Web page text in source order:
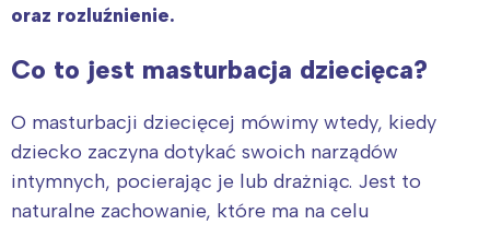
oraz rozluźnienie.
Co to jest masturbacja dziecięca?
O masturbacji dziecięcej mówimy wtedy, kiedy
dziecko zaczyna dotykać swoich narządów
intymnych, pocierając je lub drażniąc. Jest to
naturalne zachowanie, które ma na celu